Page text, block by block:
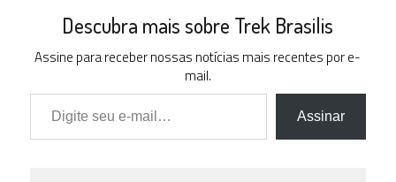
Descubra mais sobre Trek Brasilis
Assine para receber nossas notícias mais recentes por e-
mail.
Digite seu e-mail…
Assinar